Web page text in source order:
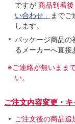
ですが 商品到着
い合わせ」
までご
します。
パッケージ商品の
るメーカーへ直接
※ご連絡が無いまま
い。
ご注文内容変更・
ご注文後の商品追